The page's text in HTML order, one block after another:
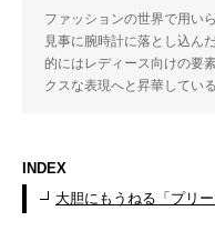
ファッションの世界で用い
見事に腕時計に落とし込ん
的にはレディース向けの要
クスな表現へと昇華している
INDEX
大胆にもうねる「プリ